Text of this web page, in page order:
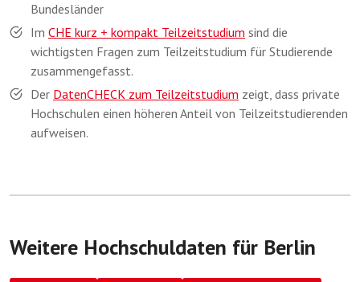
Bundesländer
Im CHE kurz + kompakt Teilzeitstudium sind die
wichtigsten Fragen zum Teilzeitstudium für Studierende
zusammengefasst.
Der DatenCHECK zum Teilzeitstudium zeigt, dass private
Hochschulen einen höheren Anteil von Teilzeitstudierenden
aufweisen.
Weitere Hochschuldaten für Berlin